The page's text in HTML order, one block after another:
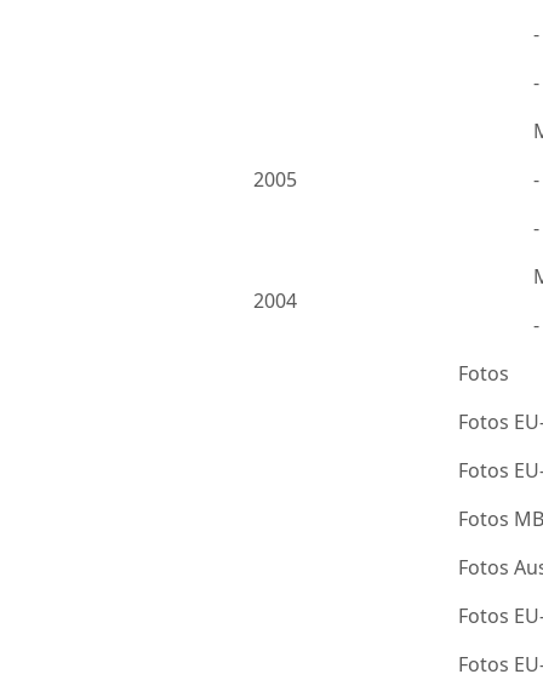
2005
2004
Fotos
Fotos
Fotos
Fotos
Fotos
Fotos
Fotos